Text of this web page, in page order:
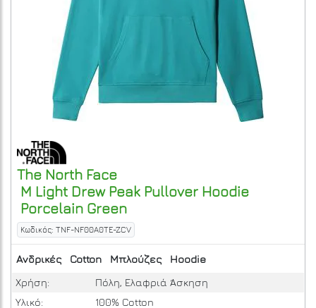
The North Face
M Light Drew Peak Pullover Hoodie
Porcelain Green
Κωδικός: TNF-NF00A0TE-ZCV
Ανδρικές Cotton Μπλούζες
Hoodie
Χρήση:
Πόλη, Ελαφριά Άσκηση
Υλικό:
100% Cotton